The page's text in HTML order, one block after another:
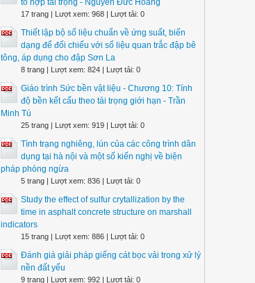
tổ hợp tải trọng - Nguyễn Đức Hoàng
17 trang | Lượt xem: 968 | Lượt tải: 0
Thiết lập bộ số liệu chuẩn về ứng suất, biến
dạng để đối chiếu với số liệu quan trắc đập bê
tông, áp dụng cho đập Sơn La
8 trang | Lượt xem: 824 | Lượt tải: 0
Giáo trình Sức bền vật liệu - Chương 10: Tính
độ bền kết cấu theo tải trọng giới hạn - Trần
Minh Tú
25 trang | Lượt xem: 919 | Lượt tải: 0
Tình trạng nghiêng, lún của các công trình dân
dụng tại hà nội và một số kiến nghị về biện
pháp phòng ngừa
5 trang | Lượt xem: 836 | Lượt tải: 0
Study the effect of sulfur crytallization by the
time in asphalt concrete structure on marshall
indicators
15 trang | Lượt xem: 886 | Lượt tải: 0
Đánh giá giải pháp giếng cát bọc vải trong xử lý
nền đất yếu
9 trang | Lượt xem: 992 | Lượt tải: 0